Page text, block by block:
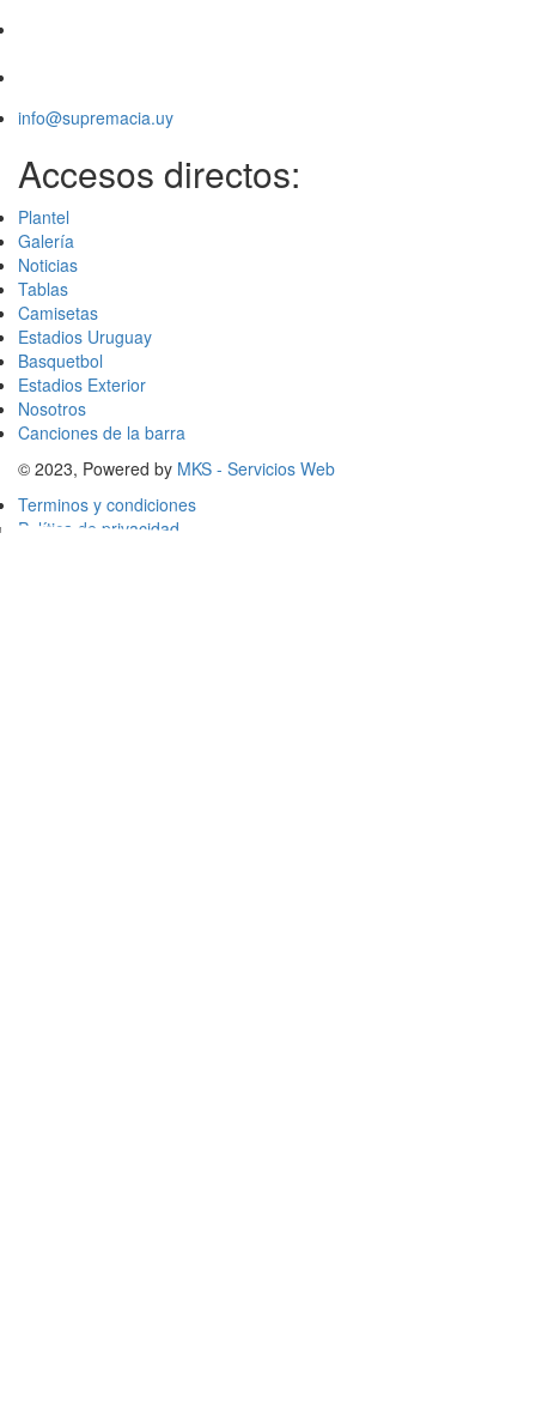
info@supremacia.uy
Accesos directos:
Plantel
Galería
Noticias
Tablas
Camisetas
Estadios Uruguay
Basquetbol
Estadios Exterior
Nosotros
Canciones de la barra
© 2023, Powered by MKS - Servicios Web
Terminos y condiciones
Política de privacidad